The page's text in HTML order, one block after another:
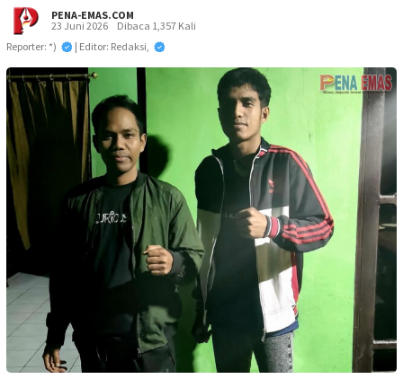
PENA-EMAS.COM
23 Juni 2026
Dibaca 1,357 Kali
Reporter: *)
| Editor: Redaksi,